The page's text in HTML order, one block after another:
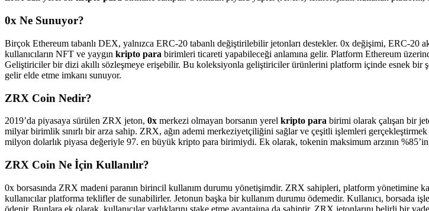
0x Ne Sunuyor?
Birçok Ethereum tabanlı DEX, yalnızca ERC-20 tabanlı değiştirilebilir jetonları destekler. 0x değişimi, ERC-20
kullanıcıların NFT ve yaygın kripto para birimleri ticareti yapabileceği anlamına gelir. Platform Ethereum
Geliştiriciler bir dizi akıllı sözleşmeye erişebilir. Bu koleksiyonla geliştiriciler ürünlerini platform içinde esnek
gelir elde etme imkanı sunuyor.
ZRX Coin Nedir?
2019’da piyasaya sürülen ZRX jeton, 0x merkezi olmayan borsanın yerel kripto para birimi olarak çalışan bir
milyar birimlik sınırlı bir arza sahip. ZRX, ağın ademi merkeziyetçiliğini sağlar ve çeşitli işlemleri
milyon dolarlık piyasa değeriyle 97. en büyük kripto para birimiydi. Ek olarak, tokenin maksimum arzının
ZRX Coin Ne İçin Kullanılır?
0x borsasında ZRX madeni paranın birincil kullanım durumu yönetişimdir. ZRX sahipleri, platform yönetimine
kullanıcılar platforma teklifler de sunabilirler. Jetonun başka bir kullanım durumu ödemedir. Kullanıcı, borsada
ödenir. Bunlara ek olarak, kullanıcılar varlıklarını stake etme avantajına da sahiptir. ZRX jetonlarını belirli bir